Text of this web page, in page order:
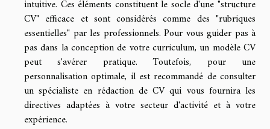
intuitive. Ces éléments constituent le socle d'une "structure
CV" efficace et sont considérés comme des "rubriques
essentielles" par les professionnels. Pour vous guider pas à
pas dans la conception de votre curriculum, un modèle CV
peut s'avérer pratique. Toutefois, pour une
personnalisation optimale, il est recommandé de consulter
un spécialiste en rédaction de CV qui vous fournira les
directives adaptées à votre secteur d'activité et à votre
expérience.